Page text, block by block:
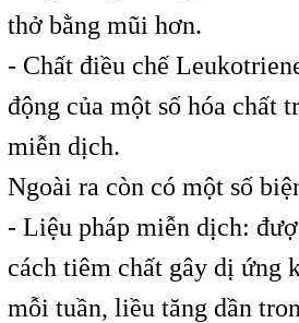
thở bằng mũi hơn.
- Chất điều chế
động của một số hóa chất
miễn dịch.
Ngoài ra còn có một số
- Liệu pháp miễn dịch:
cách tiêm chất gây dị ứng
mỗi tuần, liều tăng dần